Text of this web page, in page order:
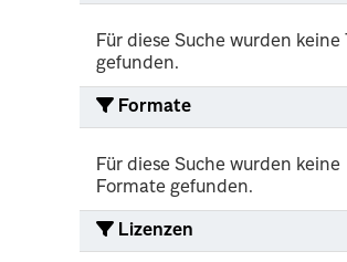
Für diese Suche wurden keine
gefunden.
Formate
Für diese Suche wurden keine
Formate gefunden.
Lizenzen